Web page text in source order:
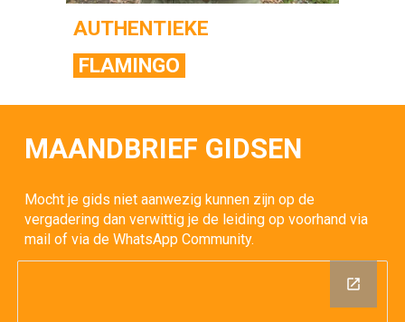
AUTHENTIEKE
FLAMINGO
MAANDBRIEF GIDSEN
Mocht je gids niet aanwezig kunnen zijn op de
vergadering dan verwittig je de leiding op voorhand via
mail of via de WhatsApp Community.